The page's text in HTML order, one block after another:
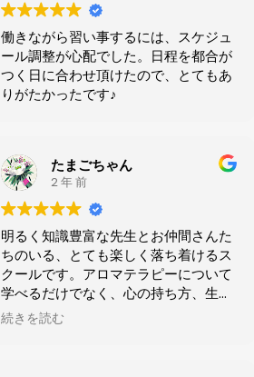
働きながら習い事するには、スケジュ
ール調整が心配でした。日程を都合が
つく日に合わせ頂けたので、とてもあ
りがたかったです♪
たまごちゃん
2 年 前
明るく知識豊富な先生とお仲間さんた
ちのいる、とても楽しく落ち着けるス
クールです。アロマテラピーについて
学べるだけでなく、心の持ち方、生き
方についても学ばせて頂いておりま
す。
続きを読む